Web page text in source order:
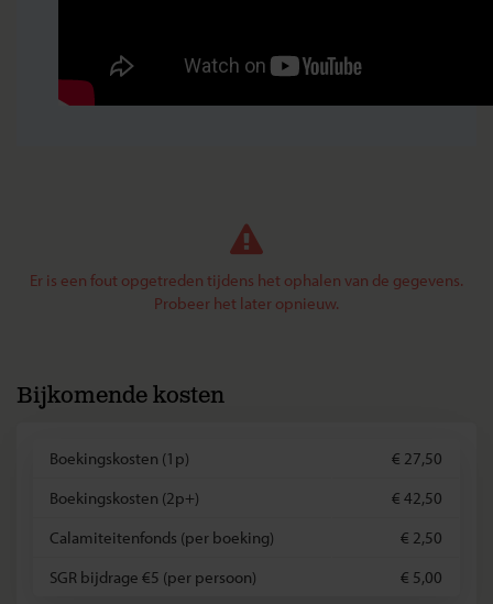
Er is een fout opgetreden tijdens het ophalen van de gegevens.
Probeer het later opnieuw.
Bijkomende kosten
Boekingskosten (1p)
€ 27,50
Boekingskosten (2p+)
€ 42,50
Calamiteitenfonds (per boeking)
€ 2,50
SGR bijdrage €5 (per persoon)
€ 5,00